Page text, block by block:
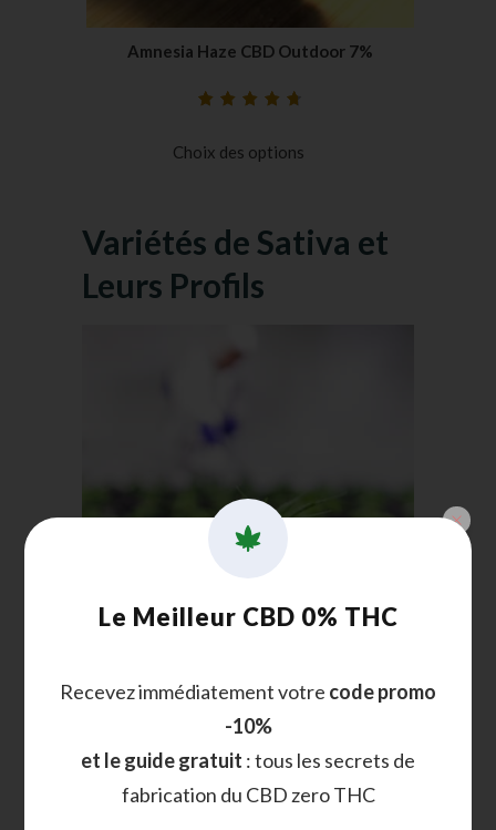
Amnesia Haze CBD Outdoor 7%
notations
Choix des options
Variétés de Sativa et
Leurs Profils
Le Meilleur CBD 0% THC
Recevez immédiatement votre code promo
-10%
et le guide gratuit : tous les secrets de
fabrication du CBD zero THC